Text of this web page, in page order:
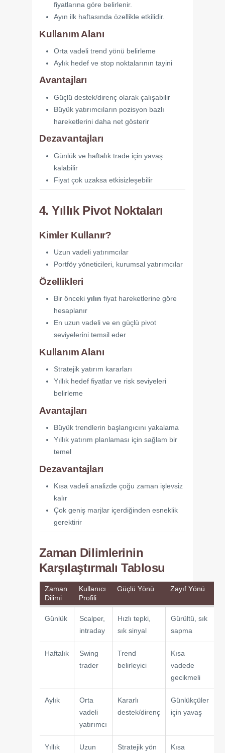
fiyatlarına göre belirlenir.
Ayın ilk haftasında özellikle etkilidir.
Kullanım Alanı
Orta vadeli trend yönü belirleme
Aylık hedef ve stop noktalarının tayini
Avantajları
Güçlü destek/direnç olarak çalışabilir
Büyük yatırımcıların pozisyon bazlı
hareketlerini daha net gösterir
Dezavantajları
Günlük ve haftalık trade için yavaş
kalabilir
Fiyat çok uzaksa etkisizleşebilir
4. Yıllık Pivot Noktaları
Kimler Kullanır?
Uzun vadeli yatırımcılar
Portföy yöneticileri, kurumsal yatırımcılar
Özellikleri
Bir önceki yılın fiyat hareketlerine göre
hesaplanır
En uzun vadeli ve en güçlü pivot
seviyelerini temsil eder
Kullanım Alanı
Stratejik yatırım kararları
Yıllık hedef fiyatlar ve risk seviyeleri
belirleme
Avantajları
Büyük trendlerin başlangıcını yakalama
Yıllık yatırım planlaması için sağlam bir
temel
Dezavantajları
Kısa vadeli analizde çoğu zaman işlevsiz
kalır
Çok geniş marjlar içerdiğinden esneklik
gerektirir
Zaman Dilimlerinin
Karşılaştırmalı Tablosu
Zaman
Dilimi
Kullanıcı
Profili
Güçlü Yönü Zayıf Yönü
Günlük
Scalper,
intraday
Hızlı tepki,
sık sinyal
Gürültü, sık
sapma
Haftalık
Swing
trader
Trend
belirleyici
Kısa
vadede
gecikmeli
Aylık
Orta
vadeli
yatırımcı
Kararlı
destek/direnç
Günlükçüler
için yavaş
Yıllık Uzun Stratejik yön Kısa